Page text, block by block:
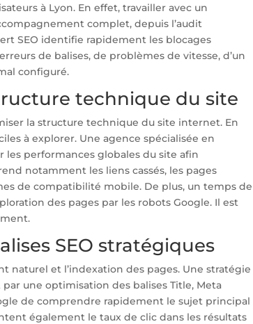
à Lyon. En effet, travailler avec un
complet, depuis l’audit
SEO identifie rapidement les blocages
de balises, de problèmes de vitesse, d’un
configuré.
technique du site
la structure technique du site internet. En
à explorer. Une agence spécialisée en
performances globales du site afin
notamment les liens cassés, les pages
de compatibilité mobile. De plus, un temps de
des pages par les robots Google. Il est
SEO stratégiques
naturel et l’indexation des pages. Une stratégie
une optimisation des balises Title, Meta
de comprendre rapidement le sujet principal
également le taux de clic dans les résultats